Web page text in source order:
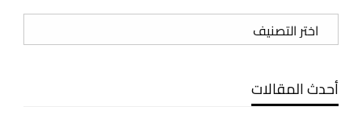
تصنيفات
أحدث المقالات